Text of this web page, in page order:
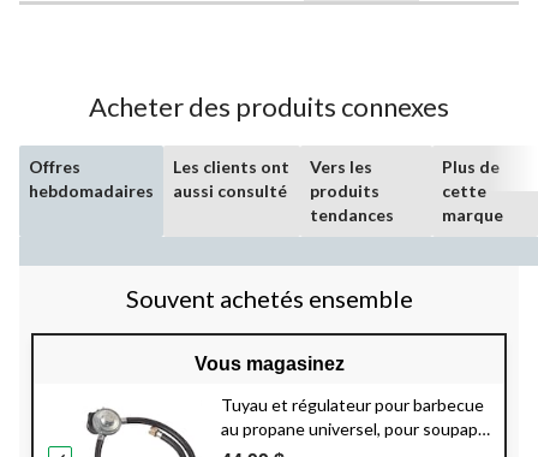
Acheter des produits connexes
Offres
hebdomadaires
Les clients ont
aussi consulté
Vers les
produits
tendances
Plus de
cette
marque
Souvent achetés ensemble
Vous magasinez
Tuyau et régulateur pour barbecue
au propane universel, pour soupape